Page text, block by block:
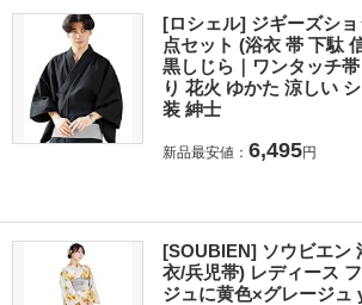
[ロシェル] ジギーズシ
点セット (浴衣 帯 下駄
黒しじら｜ワンタッチ
り 花火 ゆかた 涼しい
装 紳士
新品最安値： 6,495円
[SOUBIEN] ソウビエン
衣/兵児帯) レディース
ジュに黄色×グレージュ